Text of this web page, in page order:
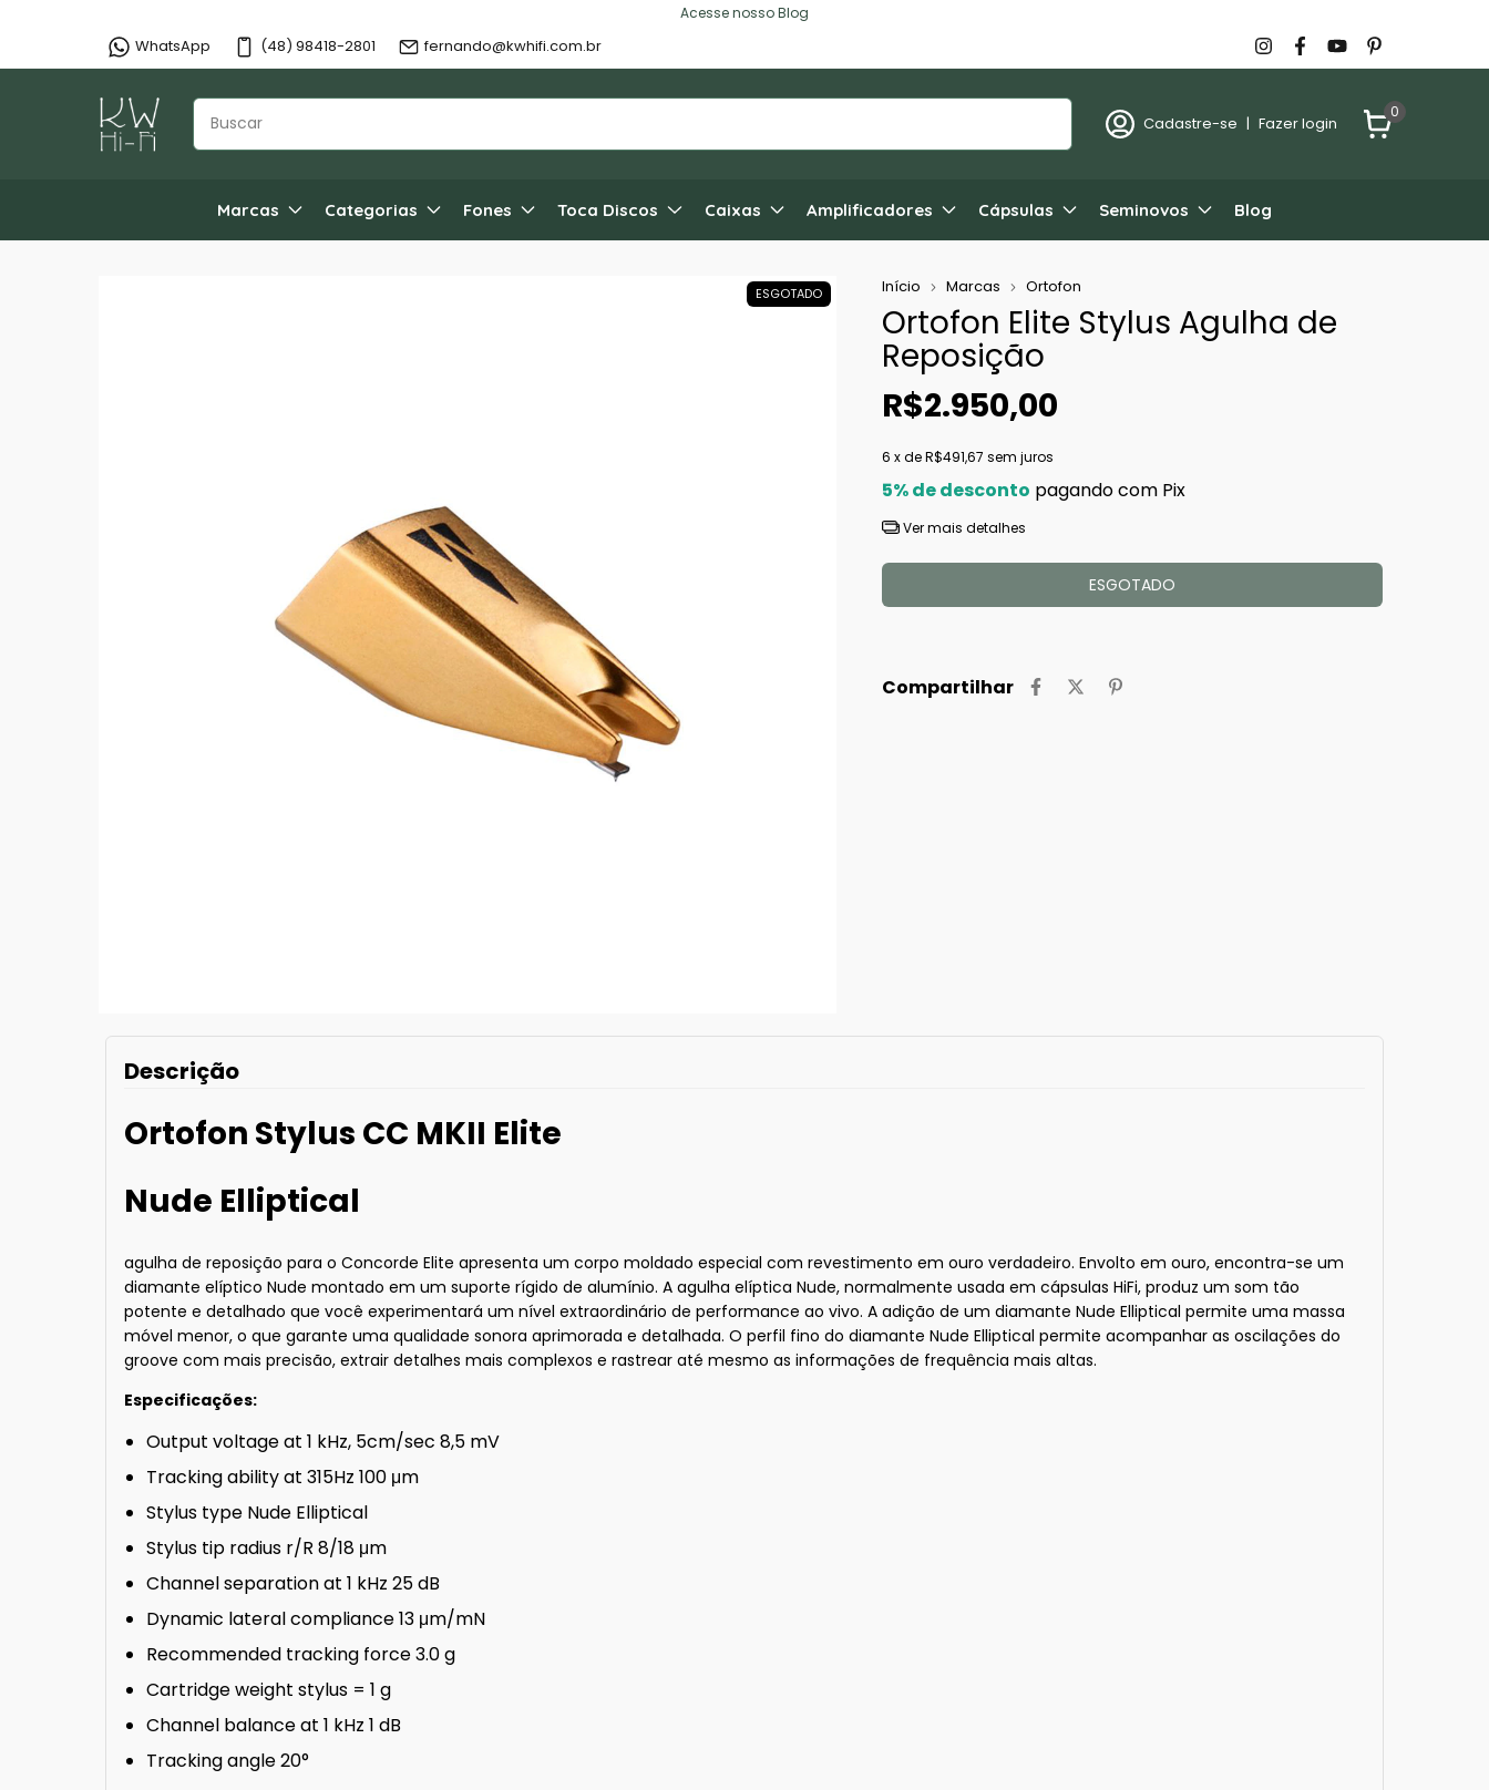
Acesse nosso Blog
WhatsApp (48) 98418-2801 fernando@kwhifi.com.br
Cadastre-se | Fazer login
0
Marcas Categorias Fones Toca Discos Caixas Amplificadores Cápsulas Seminovos Blog
ESGOTADO Início Marcas Ortofon
Ortofon Elite Stylus Agulha de
Reposição
R$2.950,00
6 x deR$491,67 sem juros
5% de desconto pagando com Pix
Ver mais detalhes
Compartilhar
Descrição
Ortofon Stylus CC MKII Elite
Nude Elliptical
agulha de reposição para o Concorde Elite apresenta um corpo moldado especial com revestimento em ouro verdadeiro. Envolto em ouro, encontra-se um
diamante elíptico Nude montado em um suporte rígido de alumínio. A agulha elíptica Nude, normalmente usada em cápsulas HiFi, produz um som tão
potente e detalhado que você experimentará um nível extraordinário de performance ao vivo. A adição de um diamante Nude Elliptical permite uma massa
móvel menor, o que garante uma qualidade sonora aprimorada e detalhada. O perfil fino do diamante Nude Elliptical permite acompanhar as oscilações do
groove com mais precisão, extrair detalhes mais complexos e rastrear até mesmo as informações de frequência mais altas.
Especificações:
Output voltage at 1 kHz, 5cm/sec 8,5 mV
Tracking ability at 315Hz 100 μm
Stylus type Nude Elliptical
Stylus tip radius r/R 8/18 μm
Channel separation at 1 kHz 25 dB
Dynamic lateral compliance 13 μm/mN
Recommended tracking force 3.0 g
Cartridge weight stylus = 1 g
Channel balance at 1 kHz 1 dB
Tracking angle 20°